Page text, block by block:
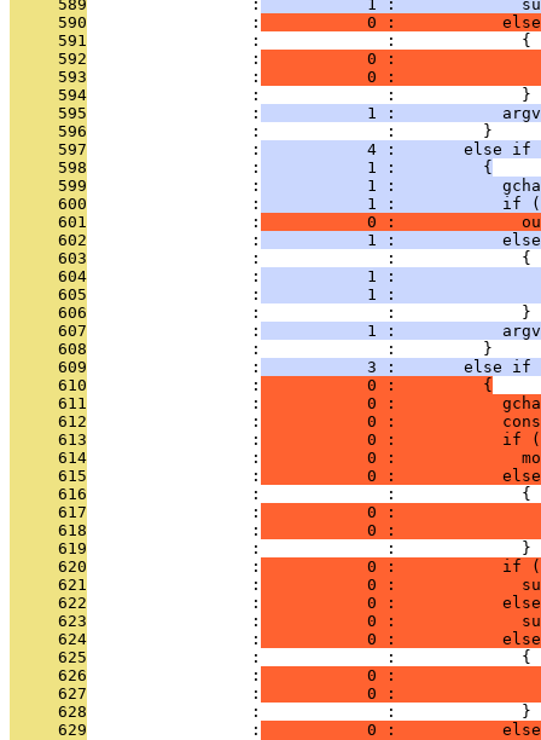
     589
                 :
1 :
     590
                 :
0 :
     591
                 :             :             {
     592
                 :
0 :
     593
                 :
0 :
     594
                 :             :             }
     595
                 :
1 :
     596
                 :             :         }
     597
                 :
4 :       else if
     598
                 :
           1 :         {
     599
                 :
1 :
     600
                 :
1 :           if
     601
                 :
0 :
     602
                 :
1 :
     603
                 :             :             {
     604
                 :
1 :
     605
                 :
1 :
     606
                 :             :             }
     607
                 :
1 :
     608
                 :             :         }
     609
                 :
3 :       else if
     610
                 :
           0 :         {
     611
                 :
0 :
     612
                 :
0 :
     613
                 :
0 :           if
     614
                 :
0 :
     615
                 :
0 :
     616
                 :             :             {
     617
                 :
0 :
     618
                 :
0 :
     619
                 :             :             }
     620
                 :
0 :           if
     621
                 :
0 :
     622
                 :
0 :
     623
                 :
0 :
     624
                 :
0 :
     625
                 :             :             {
     626
                 :
0 :
     627
                 :
0 :
     628
                 :             :             }
     629
                 :
0 :